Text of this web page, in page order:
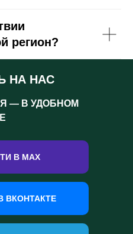
регион?
ВКОНТАКТЕ
В MAX
НА НАС
— В УДОБНОМ